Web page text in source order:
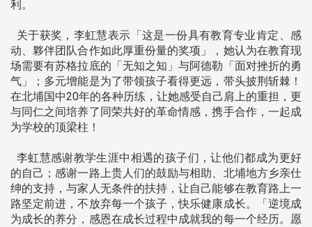
利。
关于获奖，李虹慧表示「这是一份具有教育专业肯定、感
动、夥伴团队合作如此厚重份量的奖项」，她认为在教育现
场需要有苏格拉底的「无知之知」与阿德勒「面对挫折的勇
气」；多元增能是为了带领孩子看得更远，带头披荆斩棘！
在北埔国中20年的各种历练，让她感受自己肩上的重担，更
与同仁之间培养了同荣共好的革命情感，携手合作，一起成
为学校的顶梁柱！
李虹慧感谢教学生涯中相遇的孩子们，让他们都成为更好
的自己；感谢一路上贵人们的鼓励与相助、北埔地方乡亲仕
绅的支持，与家人无条件的扶持，让自己能够在教育路上一
路坚定前进，不放弃每一个孩子，快乐健康成长。「逆境成
为成长的养分，感恩在成长过程中成就我的每一个经历。愿